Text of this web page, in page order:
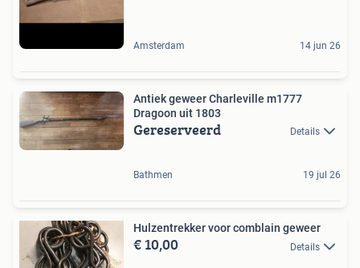
Amsterdam 14 jun 26
Antiek geweer Charleville m1777
Dragoon uit 1803
Gereserveerd Details
Bathmen 19 jul 26
Hulzentrekker voor comblain geweer
€ 10,00 Details